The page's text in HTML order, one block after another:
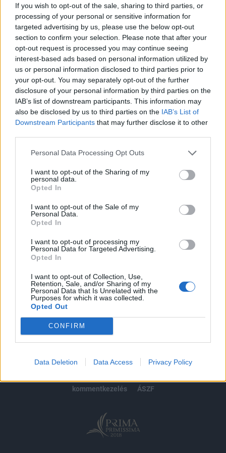
If you wish to opt-out of the sale, sharing to third parties, or
processing of your personal or sensitive information for
targeted advertising by us, please use the below opt-out
section to confirm your selection. Please note that after your
opt-out request is processed you may continue seeing
interest-based ads based on personal information utilized by
us or personal information disclosed to third parties prior to
your opt-out. You may separately opt-out of the further
disclosure of your personal information by third parties on the
IAB’s list of downstream participants. This information may
also be disclosed by us to third parties on the IAB’s List of
Downstream Participants that may further disclose it to other
Personal Data Processing Opt Outs
I want to opt-out of the Sharing of my
personal data.
Opted In
I want to opt-out of the Sale of my
Personal Data.
Opted In
I want to opt-out of processing my
Personal Data for Targeted Advertising.
Opted In
I want to opt-out of Collection, Use,
Retention, Sale, and/or Sharing of my
Personal Data that Is Unrelated with the
Purposes for which it was collected.
Opted Out
CONFIRM
Data Deletion Data Access Privacy Policy
ülésezik, így nem lesz Kormányinfó sem. A korábban
rendre csütörtök kora délutánra időzített esemény az utóbbi
hetekben egyre bizonytalanabb lett, többször elmaradt,
múlt csütörtökön pedig a megszokottól eltérően este tartott
tájékoztatót Lázár János miniszter és Kovács Zoltán
kormányszóvivő.
KEDVES OLVASÓNK!
A keresett cikk a portfolio.hu hírarchívumához
Portfolio.hu teljes cikkarchívum
Kötéslisták: BÉT elmúlt 2 év napon belüli
MÁR ELŐFIZETŐNK VAGY?
jogi nyilatkozat
kommentkezelés
ÁSZF